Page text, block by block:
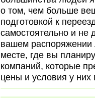
о том, чем больше
подготовкой к
самостоятельно и не
вашем распоряжении
месте, где вы
компаний, которые
цены и условия у них